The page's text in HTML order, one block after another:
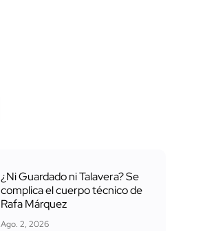
¿Ni Guardado ni Talavera? Se
complica el cuerpo técnico de
Rafa Márquez
Ago. 2, 2026